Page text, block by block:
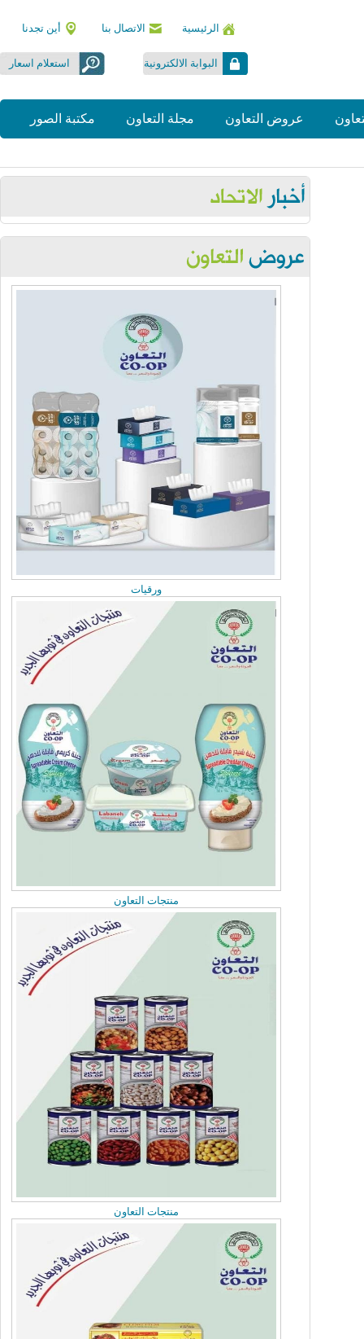
الرئيسية الاتصال بنا أين تجدنا
البوابة الالكترونية استعلام اسعار
عروض التعاون مجلة التعاون مكتبة الصور
Thursday, July 2, 2026
اتحاد الجمعيات يوقع مذكرة تفاهم مع افاق
Thursday, June 25, 2026
اتحاد الجمعيات التعاونية يبحث تعزيز التعاون ومع
نقابة العاملين بالقطاع التعاوني
Monday, June 22, 2026
الجمعية العمومية الثانيى لاتحاد الجمعيات
Monday, June 22, 2026
مريم العوض تلتقي رئيس المكتب الاقليمي بدول
مجلس التعاون الخليجي
Sunday, June 21, 2026
مريم العوض تلتقي سفير الجزائر
Sunday, June 21, 2026
مريم العوض تلتقى السفير السوداني
Sunday, June 21, 2026
تاجيل الجمعية العمومية
Sunday, June 14, 2026
«التعاونيات»: بدء تسجيل وتدريب الطلبة
الكويتيين خلال الصيف بالتعاون مع «القوى
العاملة»
ورقيات
منتجات التعاون
منتجات التعاون